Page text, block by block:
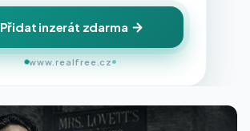
Přidat inzerát zdarma
www.realfree.cz